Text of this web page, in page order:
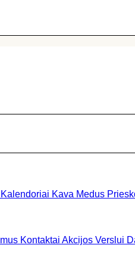
Kalendoriai Kava Medus
Kontaktai Akcijos Verslui